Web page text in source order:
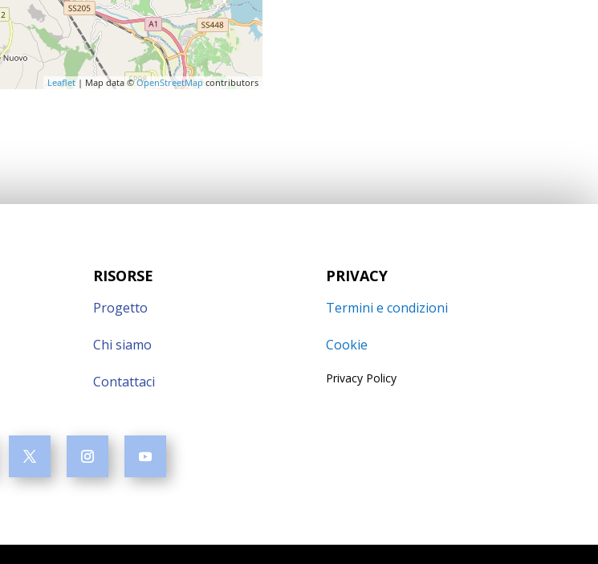
Leaflet | Map data ©OpenStreetMap contributors
RISORSE
Progetto
Chi siamo
Contattaci
PRIVACY
Termini e condizioni
Cookie
Privacy Policy